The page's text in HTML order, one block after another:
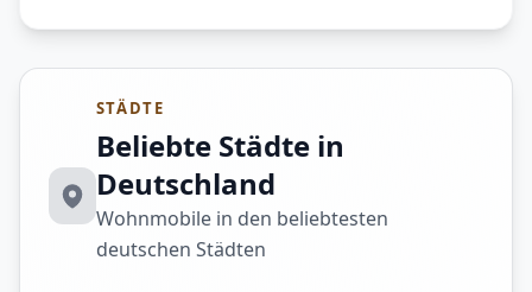
STÄDTE
Beliebte Städte in
Deutschland
Wohnmobile in den beliebtesten
deutschen Städten